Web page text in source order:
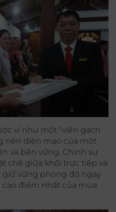
ví như một "viên gạch
nên diện mạo của một
và bền vững. Chính sự
chẽ giữa khối trực tiếp và
giữ vững phong độ ngay
điểm nhất của mùa